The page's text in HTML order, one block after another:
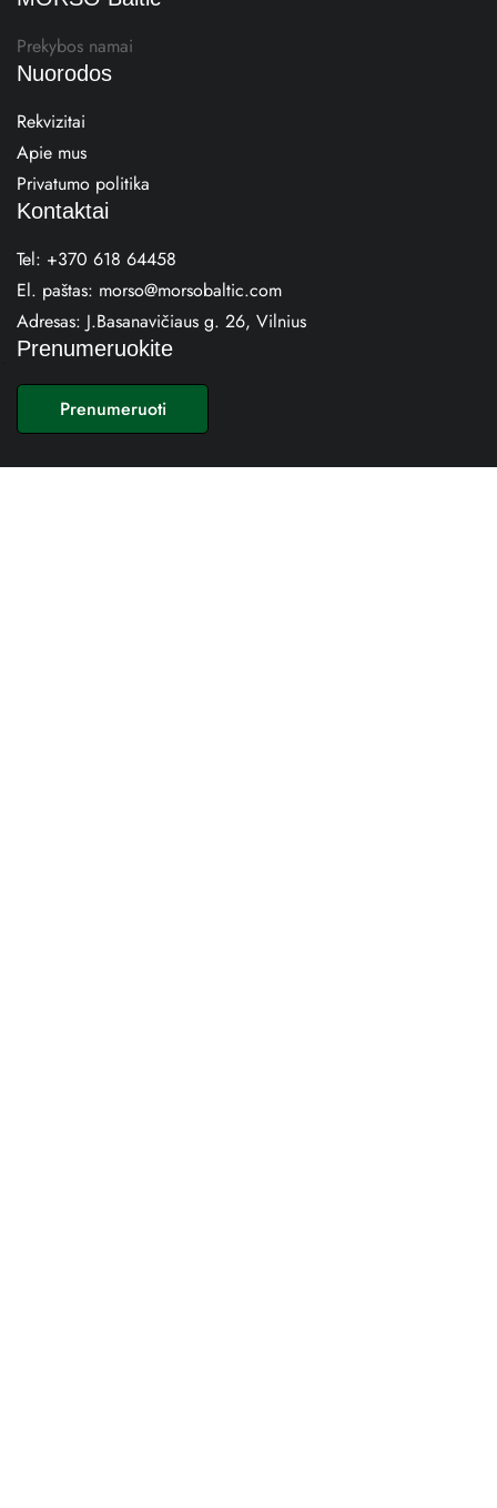
Prekybos namai
Nuorodos
Rekvizitai
Apie mus
Privatumo politika
Kontaktai
Tel: +370 618 64458
El. paštas: morso@morsobaltic.com
Adresas: J.Basanavičiaus g. 26, Vilnius
Prenumeruokite
Prenumeruoti